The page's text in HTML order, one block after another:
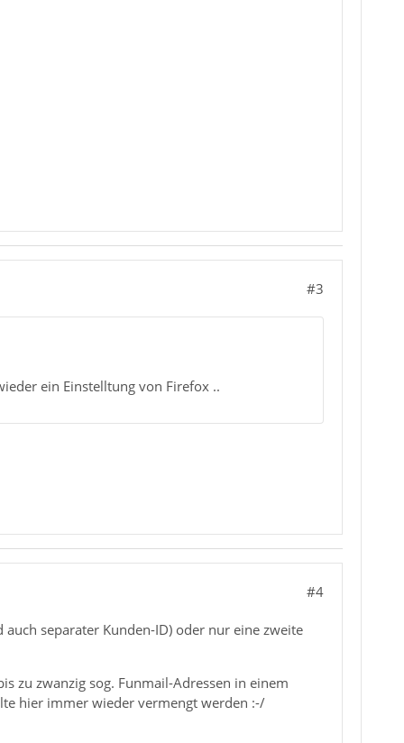
#3
ein Einstelltung von Firefox ..
#4
separater Kunden-ID) oder nur eine zweite
zu zwanzig sog. Funmail-Adressen in einem
hier immer wieder vermengt werden :-/